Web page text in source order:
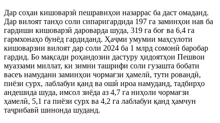
Дар соҳаи кишоварзӣ пешравиҳои назаррас ба даст омаданд.
Дар вилоят танҳо соли сипаригардида 197 га заминҳои нав ба
гардиши кишоварзӣ дароварда шуда, 319 га боғ ва 6,4 га
гармхонаҳо бунёд гардиданд. Ҳаҷми умумии маҳсулоти
кишоварзии вилоят дар соли 2024 ба 1 млрд сомонӣ баробар
гардид. Бо мақсади роҳандозии дастуру ҳидоятҳои Пешвои
муаззами миллат, ки зимни ташрифи соли гузашта бобати
васеъ намудани заминҳои чормағзи ҳамелӣ, тути ровандӣ,
пиёзи сурх, лаблабуи қанд ва ошӣ ироа намуданд, тадбирҳо
андешида шуда, имсол зиёда аз 4,7 га ниҳоли чормағзи
ҳамелӣ, 5,1 га пиёзи сурх ва 4,2 га лаблабуи қанд ҳамчун
таҷрибавӣ шинонда шуданд.